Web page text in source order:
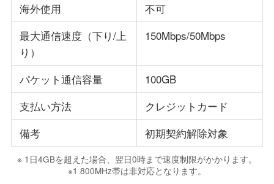
海外使用
不可
最大通信速度（下り/上
り）
150Mbps/50Mbps
パケット通信容量
100GB
支払い方法
クレジットカード
備考
初期契約解除対象
※ 1日4GBを超えた場合、翌日0時まで速度制限がかかります。
※1 800MHz帯は非対応となります。